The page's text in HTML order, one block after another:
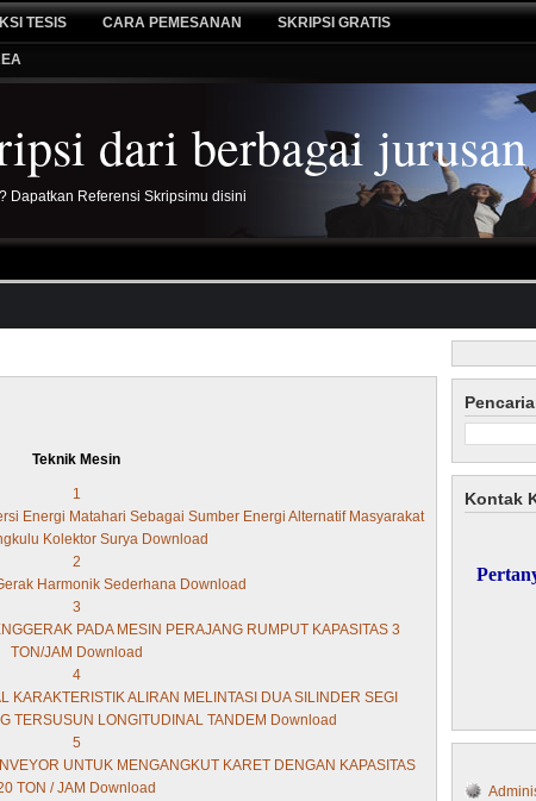
TESIS CARA PEMESANAN SKRIPSI GRATIS
dari berbagai jurusan
Dapatkan Referensi Skripsimu disini
Teknik Mesin
1
Energi Matahari Sebagai Sumber Energi Alternatif Masyarakat
Kolektor Surya Download
2
Harmonik Sederhana Download
3
PADA MESIN PERAJANG RUMPUT KAPASITAS 3
TON/JAM Download
4
KARAKTERISTIK ALIRAN MELINTASI DUA SILINDER SEGI
TERSUSUN LONGITUDINAL TANDEM Download
5
UNTUK MENGANGKUT KARET DENGAN KAPASITAS
TON / JAM Download
Kontak